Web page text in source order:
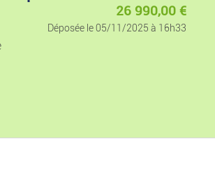
26 990,00 €
Déposée le 05/11/2025 à 16h33